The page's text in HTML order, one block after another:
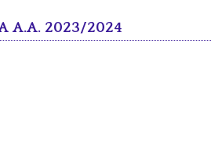
2023/2024